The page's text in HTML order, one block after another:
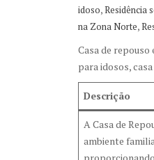
idoso,Residência
na Zona Norte,
Casa de repouso
para idosos,
Descrição
A Casa de
ambiente